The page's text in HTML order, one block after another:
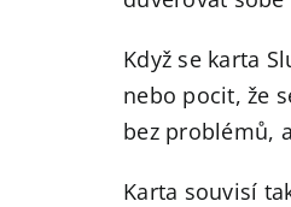
Když se karta
nebo pocit, že
bez problémů,
Karta souvisí